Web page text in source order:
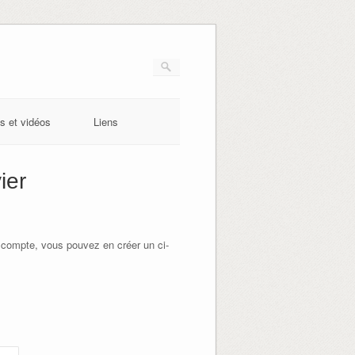
et vidéos Liens
vous pouvez en créer un ci-